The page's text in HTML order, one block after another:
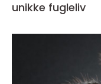
unikke fugleliv